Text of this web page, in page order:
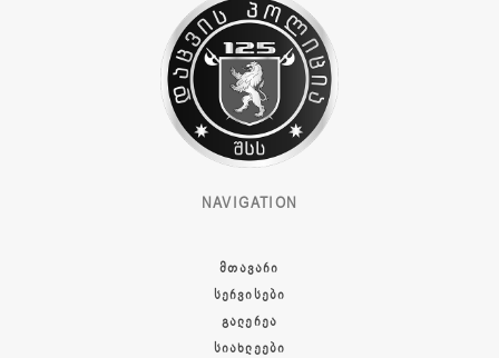
NAVIGATION
ᲛᲗᲐᲕᲐᲠᲘ
ᲡᲔᲠᲕᲘᲡᲔᲑᲘ
ᲒᲐᲚᲔᲠᲔᲐ
ᲡᲘᲐᲮᲚᲔᲔᲑᲘ